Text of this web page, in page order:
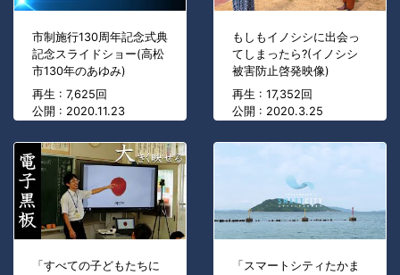
市制施行130周年記念式典
記念スライドショー(高松
市130年のあゆみ)
再生 : 7,625回
公開 : 2020.11.23
もしもイノシシに出会っ
てしまったら?(イノシシ
被害防止啓発映像)
再生 : 17,352回
公開 : 2020.3.25
「すべての子どもたちに
「スマートシティたかま